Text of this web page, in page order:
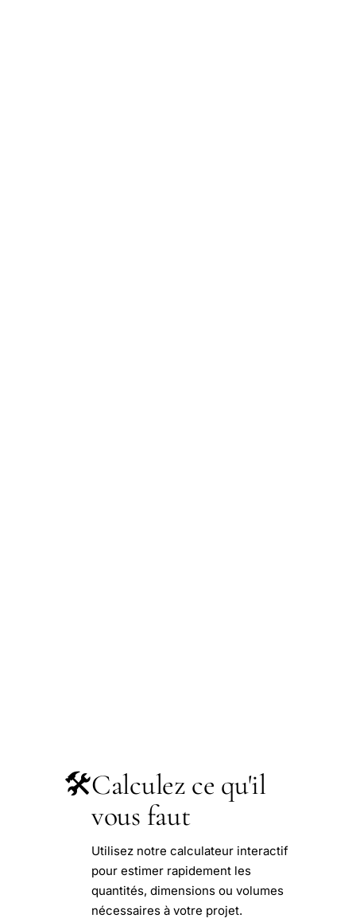
🛠️Calculez ce qu'il
vous faut
Utilisez notre calculateur interactif
pour estimer rapidement les
quantités, dimensions ou volumes
nécessaires à votre projet.